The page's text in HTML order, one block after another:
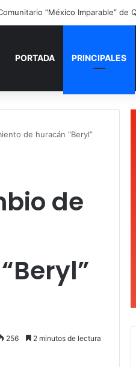
con alegría el curso “Aventuras
PORTADA PRINCIPALES
de huracán “Beryl”
de
256 2 minutos de lectura